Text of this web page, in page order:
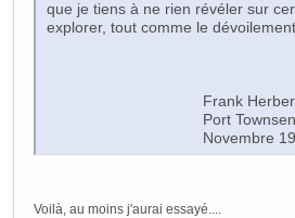
que je tiens à ne rien révéler sur
explorer, tout comme le
Frank
Port Townsend,
Novembre
Voilà, au moins j'aurai essayé....